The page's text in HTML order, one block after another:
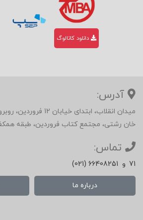
دانلود کاتالوگ
آدرس:
میدان انقلاب، ابتدای
خان رشتی، مجتمع کتاب فروردین، طبقه
تماس:
(021) 66408251 و 71
درباره ما